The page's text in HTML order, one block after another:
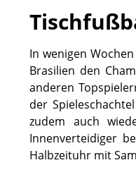
In wenigen
Brasilien den
anderen
der
zudem auch
Innenverteidiger
Halbzeituhr mit